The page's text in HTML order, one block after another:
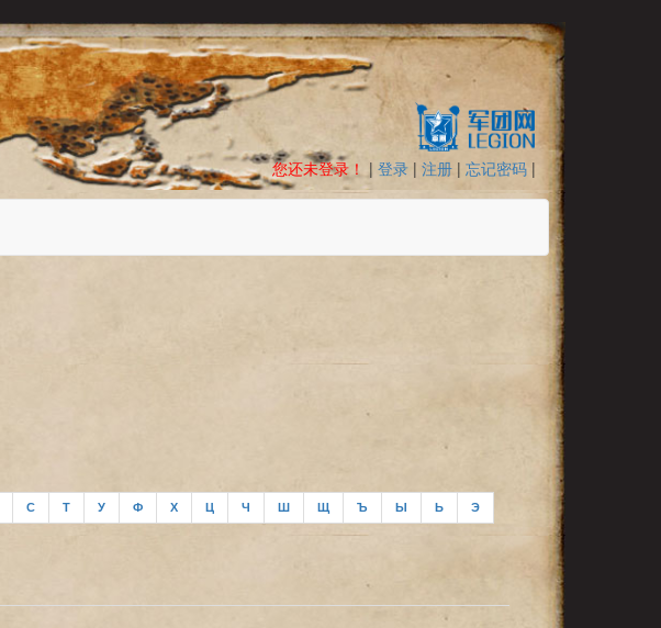
您还未登录！ | 登录 | 注册 | 忘记密码 |
С Т У Ф Х Ц Ч Ш Щ Ъ Ы Ь Э